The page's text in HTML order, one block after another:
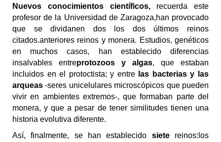
N uevos conocimientos científicos, recuerda este
profesor de la Universidad de Zaragoza,han provocado
que sedividanen dos los dos últimos reinos
citados.anteriores reinos y monera. Estudios, genéticos
en muchos casos, han establecido diferencias
insalvables entreprotozoos y algas, que estaban
incluidos en el protoctista; y entre las bacterias y las
arqueas-seres unicelulares microscópicos que pueden
vivir en ambientes extremos-,queformaban parte del
monera, y que a pesar de tener similitudes tienen una
historia evolutiva diferente.
Así,finalmente, se han establecido sietereinos: los